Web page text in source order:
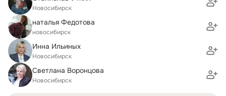
Новосибирск
наталья Федотова
новосибирск
Инна Ильиных
Новосибирск
Светлана Воронцова
Новосибирск